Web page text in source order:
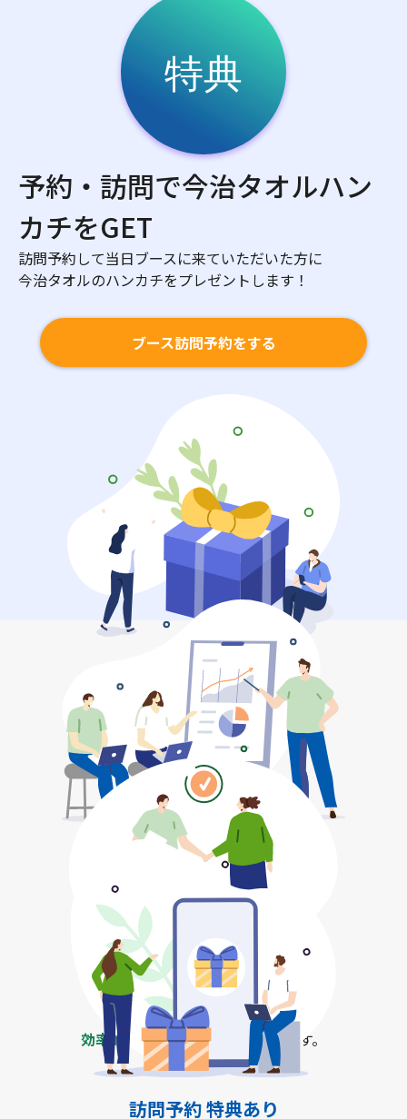
予約・訪問で今治タオルハン
カチをGET
訪問予約して当日ブースに来ていただいた方に
今治タオルのハンカチをプレゼントします！
ブース訪問予約をする
ブース訪問予約のメリット
効率的に情報を得られる
現在の課題やお悩みに合わせて、
解決方法をご提案し、
充実した情報収集のお時間
待ち時間なし
待ち時間がないので、
効率的に他製品との比較
ができます。
訪問予約 特典あり